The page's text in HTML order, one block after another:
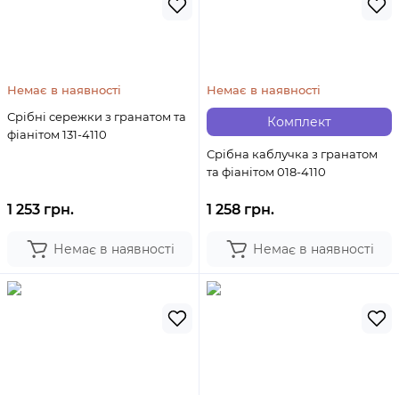
Немає в наявності
Срібні сережки з гранатом та
фіанітом 131-4110
1 253 грн.
Немає в наявності
Комплект
Немає в наявності
Срібна каблучка з гранатом
та фіанітом 018-4110
1 258 грн.
Немає в наявності